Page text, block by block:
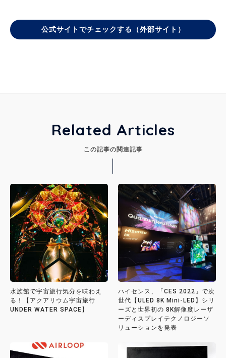
公式サイトでチェックする（外部サイト）
Related Articles
この記事の関連記事
水族館で宇宙旅行気分を味わえ
る！【アクアリウム宇宙旅行
UNDER WATER SPACE】
ハイセンス、「CES 2022」で次
世代【ULED 8K Mini-LED】シリ
ーズと世界初の 8K解像度レーザ
ーディスプレイテクノロジーソ
リューションを発表